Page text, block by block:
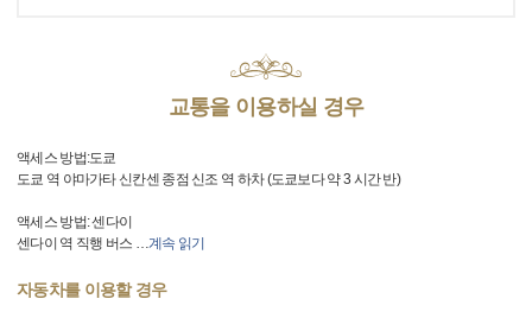
교통을 이용하실 경우
액세스 방법:도쿄
도쿄 역 야마가타 신칸센 종점 신조 역 하차 (도쿄보다 약 3 시간 반)
액세스 방법: 센다이
센다이 역 직행 버스 …계속 읽기
자동차를 이용할 경우